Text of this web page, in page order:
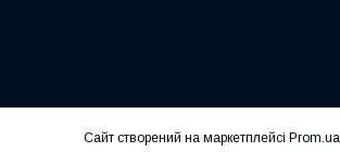
Сайт створений на маркетплейсі Prom.ua